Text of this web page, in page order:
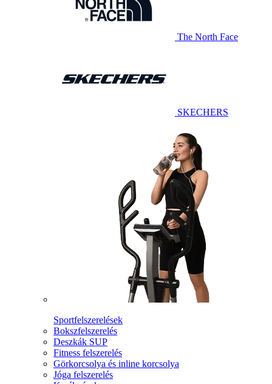
The North Face
SKECHERS
Sportfelszerelések
Bokszfelszerelés
Deszkák SUP
Fitness felszerelés
Görkorcsolya és inline korcsolya
Jóga felszerelés